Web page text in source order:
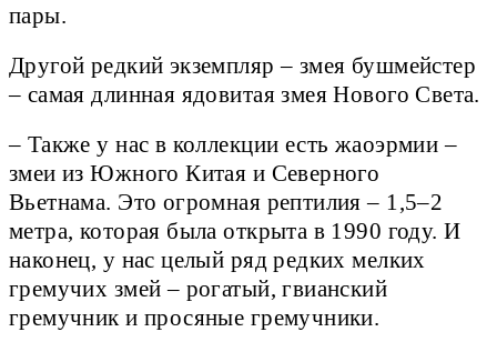
пары.
Другой редкий экземпляр – змея бушмейстер
– самая длинная ядовитая змея Нового Света.
– Также у нас в коллекции есть жаоэрмии –
змеи из Южного Китая и Северного
Вьетнама. Это огромная рептилия – 1,5–2
метра, которая была открыта в 1990 году. И
наконец, у нас целый ряд редких мелких
гремучих змей – рогатый, гвианский
гремучник и просяные гремучники.